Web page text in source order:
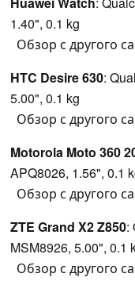
1.40", 0.1 kg
Обзор с другого
HTC Desire 630:
5.00", 0.1 kg
Обзор с другого
Motorola Moto 360
APQ8026, 1.56", 0.1
Обзор с другого
ZTE Grand X2 Z850:
MSM8926, 5.00", 0.1
Обзор с другого